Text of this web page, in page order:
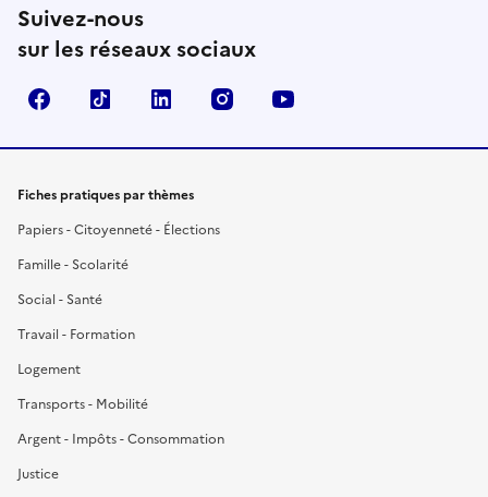
Suivez-nous
sur les réseaux sociaux
FacebookTikTok LinkedIn Instagram
Fiches pratiques par thèmes
Papiers - Citoyenneté - Élections
Famille - Scolarité
Social - Santé
Travail - Formation
Logement
Transports - Mobilité
Argent - Impôts - Consommation
Justice